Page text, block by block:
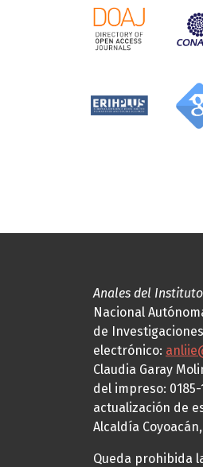
Anales del
Nacional
de
electrónico:
Claudia Garay
del impreso:
actualización de
Alcaldía
Queda prohibida